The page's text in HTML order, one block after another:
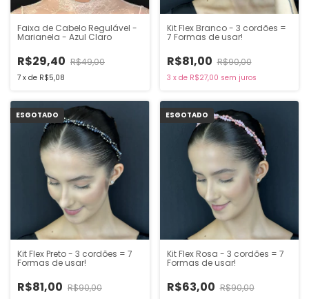
Faixa de Cabelo Regulável -
Marianela - Azul Claro
R$29,40 R$49,00
7 x de R$5,08
Kit Flex Branco - 3 cordões =
7 Formas de usar!
R$81,00 R$90,00
3 x de R$27,00 sem juros
ESGOTADO
Kit Flex Preto - 3 cordões = 7
Formas de usar!
R$81,00 R$90,00
ESGOTADO
Kit Flex Rosa - 3 cordões = 7
Formas de usar!
R$63,00 R$90,00